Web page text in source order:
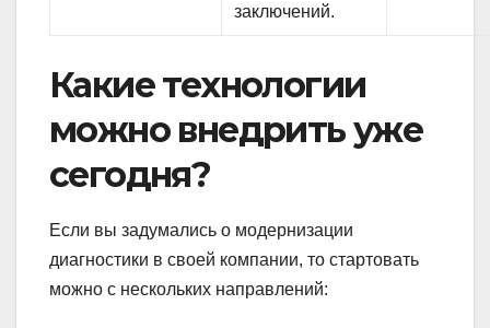
заключений.
Какие технологии
можно внедрить уже
сегодня?
Если вы задумались о модернизации
диагностики в своей компании, то стартовать
можно с нескольких направлений: